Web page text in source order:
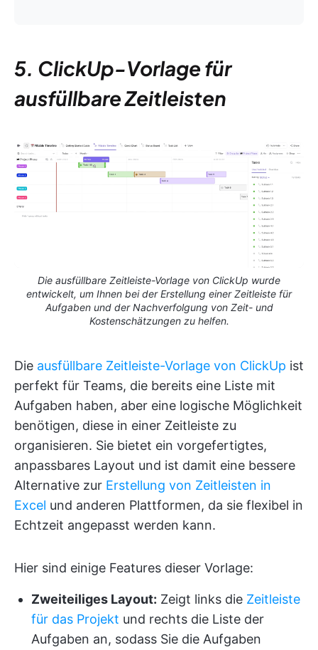
5. ClickUp-Vorlage für
ausfüllbare Zeitleisten
Die ausfüllbare Zeitleiste-Vorlage von ClickUp wurde
entwickelt, um Ihnen bei der Erstellung einer Zeitleiste für
Aufgaben und der Nachverfolgung von Zeit- und
Kostenschätzungen zu helfen.
Die ausfüllbare Zeitleiste-Vorlage von ClickUp ist
perfekt für Teams, die bereits eine Liste mit
Aufgaben haben, aber eine logische Möglichkeit
benötigen, diese in einer Zeitleiste zu
organisieren. Sie bietet ein vorgefertigtes,
anpassbares Layout und ist damit eine bessere
Alternative zur Erstellung von Zeitleisten in
Excel und anderen Plattformen, da sie flexibel in
Echtzeit angepasst werden kann.
Hier sind einige Features dieser Vorlage:
Zweiteiliges Layout: Zeigt links die Zeitleiste
für das Projekt und rechts die Liste der
Aufgaben an, sodass Sie die Aufgaben